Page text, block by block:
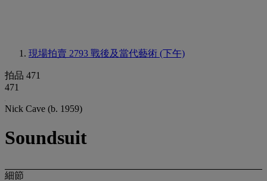
現場拍賣 2793 戰後及當代藝術 (下午)
拍品 471
471
Nick Cave (b. 1959)
Soundsuit
細節